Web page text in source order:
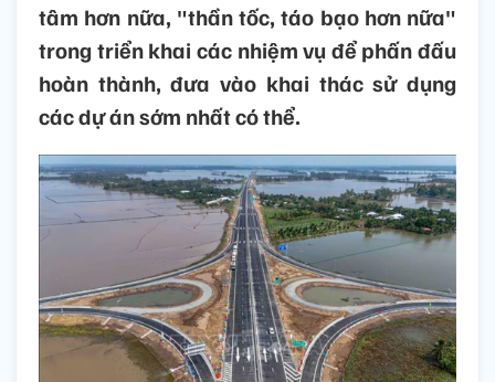
tâm hơn nữa, "thần tốc, táo bạo hơn nữa"
trong triển khai các nhiệm vụ để phấn đấu
hoàn thành, đưa vào khai thác sử dụng
các dự án sớm nhất có thể.